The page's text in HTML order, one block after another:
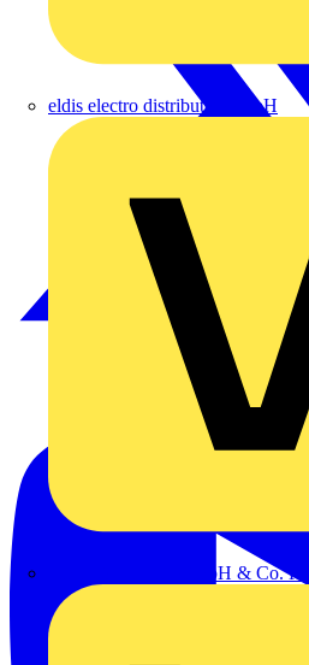
eldis electro distributor GmbH
Emil Löffelhardt GmbH & Co. KG